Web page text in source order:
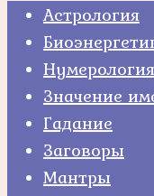
Астрология
Нумерология
Значение
Гадание
Заговоры
Мантры